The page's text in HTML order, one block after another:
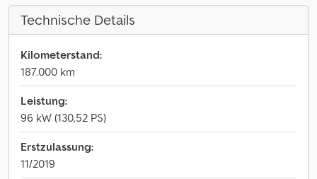
Technische Details
Kilometerstand:
187.000 km
Leistung:
96 kW (130,52 PS)
Erstzulassung:
11/2019